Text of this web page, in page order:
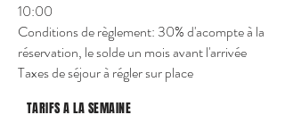
10:00
Conditions de règlement: 30% d'acompte à la
réservation, le solde un mois avant l'arrivée
Taxes de séjour à régler sur place
TARIFS A LA SEMAINE